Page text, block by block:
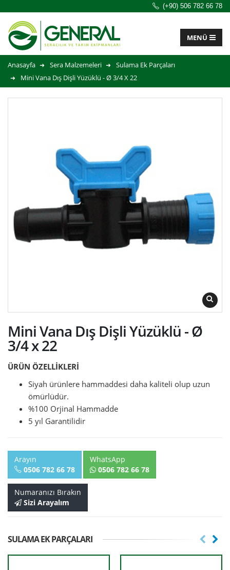
(+90) 506 782 66 78
Anasayfa Sera Malzemeleri
Sulama Ek Parçaları
Mini Vana Dış Dişli Yüzüklü - Ø 3/4 X 22
Mini Vana Dış Dişli Yüzüklü - Ø
3/4 x 22
ÜRÜN ÖZELLİKLERİ
Siyah ürünlere hammaddesi daha kaliteli olup uzun
ömürlüdür.
%100 Orjinal Hammadde
5 yıl Garantilidir
Arayın
0506 782 66 78
WhatsApp
0506 782 66 78
Numaranızı Bırakın
Sizi Arayalım
SULAMA EK PARÇALARI